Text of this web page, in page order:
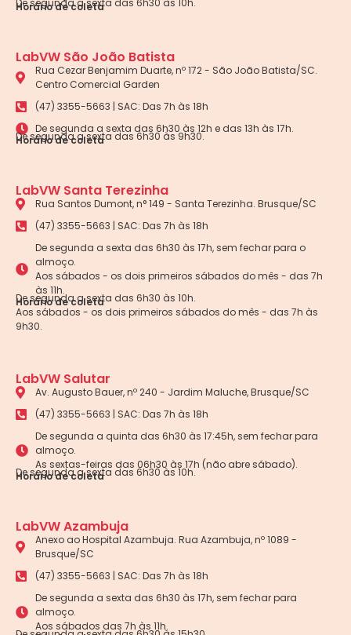
Horário de coleta
De segunda a sexta das 6h30 às 10h.
LabVW São João Batista
Rua Cezar Benjamim Duarte, nº 172 - São João Batista/SC.
Centro Comercial Garden
(47) 3355-5663 | SAC: Das 7h às 18h
De segunda a sexta das 6h30 às 12h e das 13h às 17h.
Horário de coleta
De segunda a sexta das 6h30 às 9h30.
LabVW Santa Terezinha
Rua Santos Dumont, n° 149 - Santa Terezinha. Brusque/SC
(47) 3355-5663 | SAC: Das 7h às 18h
De segunda a sexta das 6h30 às 17h, sem fechar para o
almoço.
Aos sábados - os dois primeiros sábados do mês - das 7h
às 11h.
Horário de coleta
De segunda a sexta das 6h30 às 10h.
Aos sábados - os dois primeiros sábados do mês - das 7h às
9h30.
LabVW Salutar
Av. Augusto Bauer, nº 240 - Jardim Maluche, Brusque/SC
(47) 3355-5663 | SAC: Das 7h às 18h
De segunda a quinta das 6h30 às 17:45h, sem fechar para
almoço.
As sextas-feiras das 06h30 às 17h (não abre sábado).
Horário de coleta
De segunda a sexta das 6h30 às 10h.
LabVW Azambuja
Anexo ao Hospital Azambuja. Rua Azambuja, nº 1089 -
Brusque/SC
(47) 3355-5663 | SAC: Das 7h às 18h
De segunda a sexta das 6h30 às 17h, sem fechar para
almoço.
Aos sábados das 7h às 11h.